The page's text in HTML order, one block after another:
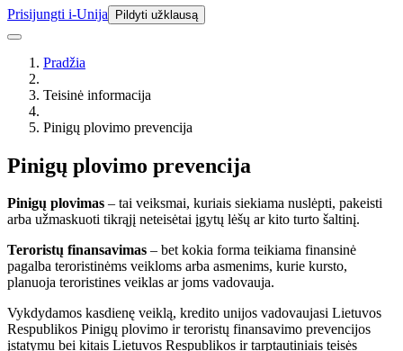
Prisijungti i-Unija Pildyti užklausą
Pradžia
Teisinė informacija
Pinigų plovimo prevencija
Pinigų plovimo prevencija
Pinigų plovimas – tai veiksmai, kuriais siekiama nuslėpti, pakeisti
arba užmaskuoti tikrąjį neteisėtai įgytų lėšų ar kito turto šaltinį.
Teroristų finansavimas – bet kokia forma teikiama finansinė
pagalba teroristinėms veikloms arba asmenims, kurie kursto,
planuoja teroristines veiklas ar joms vadovauja.
Vykdydamos kasdienę veiklą, kredito unijos vadovaujasi Lietuvos
Respublikos Pinigų plovimo ir teroristų finansavimo prevencijos
įstatymu bei kitais Lietuvos Respublikos ir tarptautiniais teisės